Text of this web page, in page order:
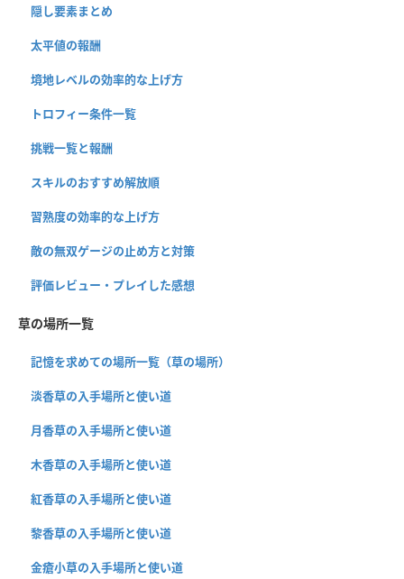
隠し要素まとめ
太平値の報酬
境地レベルの効率的な上げ方
トロフィー条件一覧
挑戦一覧と報酬
スキルのおすすめ解放順
習熟度の効率的な上げ方
敵の無双ゲージの止め方と対策
評価レビュー・プレイした感想
草の場所一覧
記憶を求めての場所一覧（草の場所）
淡香草の入手場所と使い道
月香草の入手場所と使い道
木香草の入手場所と使い道
紅香草の入手場所と使い道
黎香草の入手場所と使い道
金瘡小草の入手場所と使い道